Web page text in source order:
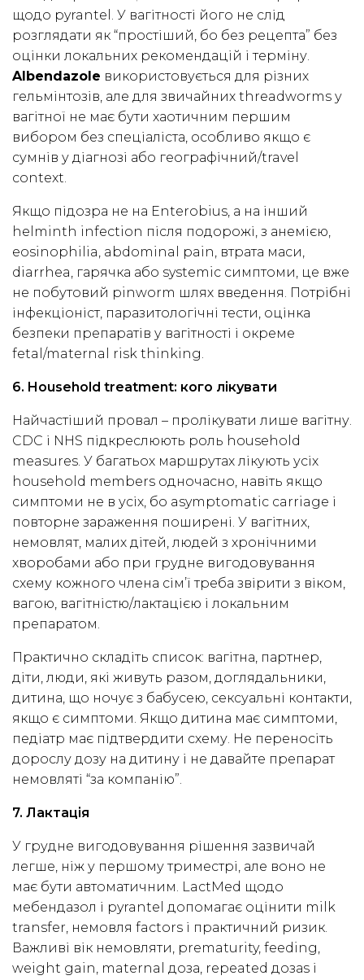
щодо pyrantel. У вагітності його не слід
розглядати як “простіший, бо без рецепта” без
оцінки локальних рекомендацій і терміну.
Albendazole використовується для різних
гельмінтозів, але для звичайних threadworms у
вагітної не має бути хаотичним першим
вибором без спеціаліста, особливо якщо є
сумнів у діагнозі або географічний/travel
context.
Якщо підозра не на Enterobius, а на інший
helminth infection після подорожі, з анемією,
eosinophilia, abdominal pain, втрата маси,
diarrhea, гарячка або systemic симптоми, це вже
не побутовий pinworm шлях введення. Потрібні
інфекціоніст, паразитологічні тести, оцінка
безпеки препаратів у вагітності і окреме
fetal/maternal risk thinking.
6. Household treatment: кого лікувати
Найчастіший провал – пролікувати лише вагітну.
CDC і NHS підкреслюють роль household
measures. У багатьох маршрутах лікують усіх
household members одночасно, навіть якщо
симптоми не в усіх, бо asymptomatic carriage і
повторне зараження поширені. У вагітних,
немовлят, малих дітей, людей з хронічними
хворобами або при грудне вигодовування
схему кожного члена сім’ї треба звірити з віком,
вагою, вагітністю/лактацією і локальним
препаратом.
Практично складіть список: вагітна, партнер,
діти, люди, які живуть разом, доглядальники,
дитина, що ночує з бабусею, сексуальні контакти,
якщо є симптоми. Якщо дитина має симптоми,
педіатр має підтвердити схему. Не переносіть
дорослу дозу на дитину і не давайте препарат
немовляті “за компанію”.
7. Лактація
У грудне вигодовування рішення зазвичай
легше, ніж у першому триместрі, але воно не
має бути автоматичним. LactMed щодо
мебендазол і pyrantel допомагає оцінити milk
transfer, немовля factors і практичний ризик.
Важливі вік немовляти, prematurity, feeding,
weight gain, maternal доза, repeated дозаs і